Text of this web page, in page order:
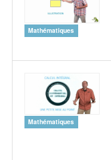
Mathématiques
Mathématiques